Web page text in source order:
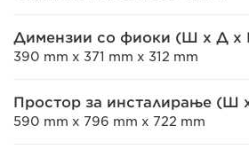
Димензии со фиоки (Ш x Д x
390 mm x 371 mm x 312 mm
Простор за инсталирање (Ш
590 mm x 796 mm x 722 mm